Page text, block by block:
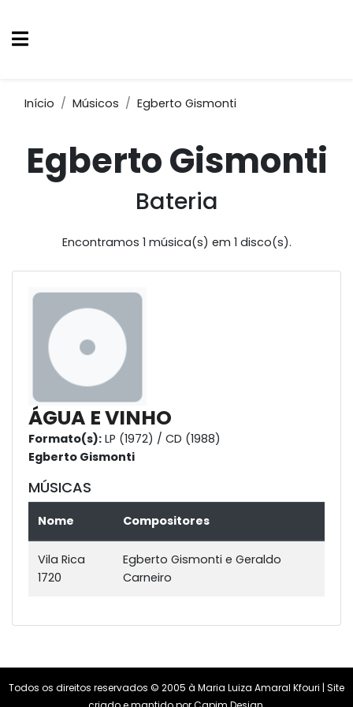
Início Músicos Egberto Gismonti
Egberto Gismonti
Bateria
Encontramos 1 música(s) em 1 disco(s).
ÁGUA E VINHO
Formato(s): LP (1972) / CD (1988)
Egberto Gismonti
MÚSICAS
Nome Compositores
Vila Rica
1720
Egberto Gismonti e Geraldo
Carneiro
Todos os direitos reservados © 2005 à Maria Luiza Amaral Kfouri | Site